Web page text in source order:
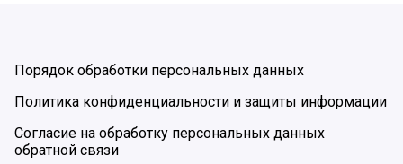
Порядок обработки персональных данных
Политика конфиденциальности и защиты информации
Согласие на обработку персональных данных
обратной связи